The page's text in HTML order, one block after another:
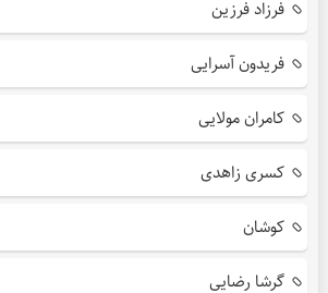
فرزاد فرزین
فریدون آسرایی
کامران مولایی
کسری زاهدی
کوشان
گرشا رضایی